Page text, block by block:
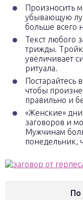
Произносить
убывающую
больше всего
Текст любого
трижды.
увеличивает
ритуала.
Постарайтесь
чтобы
правильно и
«Женские»
заговоров и
Мужчинам
понедельник,
По